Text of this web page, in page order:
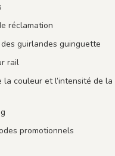
réclamation
guirlandes guinguette
rail
la couleur et l’intensité de la
promotionnels